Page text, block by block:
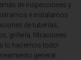
de inspecciones y
e instalamos
de tuberías,
grifería, filtraciones
lo hacemos todo!
general.